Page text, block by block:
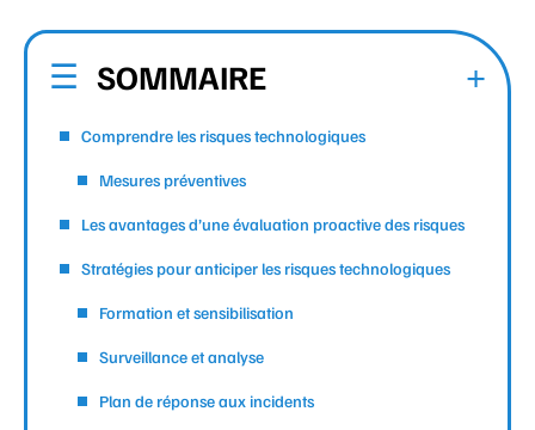
SOMMAIRE
Comprendre les risques technologiques
Mesures préventives
Les avantages d’une évaluation proactive des risques
Stratégies pour anticiper les risques technologiques
Formation et sensibilisation
Surveillance et analyse
Plan de réponse aux incidents